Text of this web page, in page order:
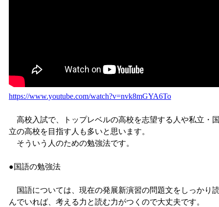
https://www.youtube.com/watch?v=nvk8mGYA6To
高校入試で、トップレベルの高校を志望する人や私立・
立の高校を目指す人も多いと思います。
そういう人のための勉強法です。
●国語の勉強法
国語については、現在の発展新演習の問題文をしっかり
んでいれば、考える力と読む力がつくので大丈夫です。